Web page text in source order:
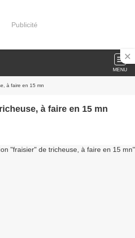
Publicité
MENU
à faire en 15 mn
à faire en 15 mn